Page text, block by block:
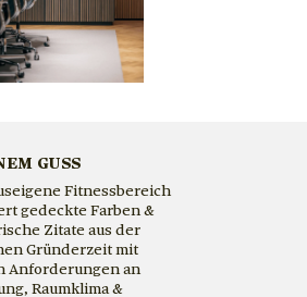
GUSS
Fitnessbereich
gedeckte Farben &
Zitate aus der
Gründerzeit mit
Anforderungen an
Raumklima &